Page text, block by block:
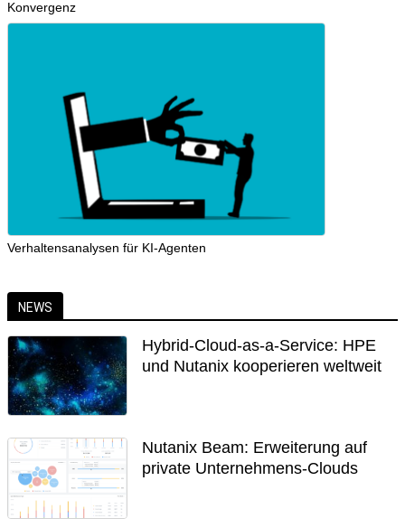
Konvergenz
Verhaltensanalysen für KI-Agenten
NEWS
Hybrid-Cloud-as-a-Service: HPE
und Nutanix kooperieren weltweit
Nutanix Beam: Erweiterung auf
private Unternehmens-Clouds